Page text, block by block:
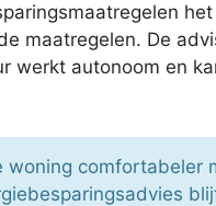
maatregelen. De
werkt autonoom en
woning comfortabeler